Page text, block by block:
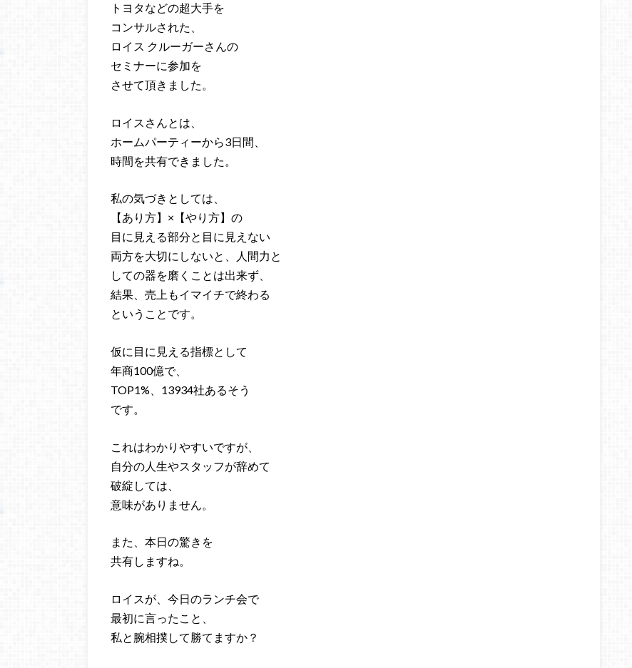
トヨタなどの超大手を
コンサルされた、
ロイス クルーガーさんの
セミナーに参加を
させて頂きました。
ロイスさんとは、
ホームパーティーから3日間、
時間を共有できました。
私の気づきとしては、
【あり方】×【やり方】の
目に見える部分と目に見えない
両方を大切にしないと、人間力と
しての器を磨くことは出来ず、
結果、売上もイマイチで終わる
ということです。
仮に目に見える指標として
年商100億で、
TOP1%、13934社あるそう
です。
これはわかりやすいですが、
自分の人生やスタッフが辞めて
破綻しては、
意味がありません。
また、本日の驚きを
共有しますね。
ロイスが、今日のランチ会で
最初に言ったこと、
私と腕相撲して勝てますか？